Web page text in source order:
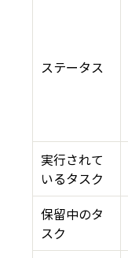
ステータス
実行されて
いるタスク
保留中のタ
スク